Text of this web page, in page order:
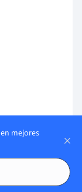
mejores